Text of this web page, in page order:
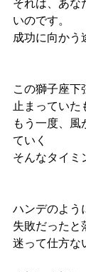
それは、あな
いのです。
成功に向かう
この獅子座下
止まっていた
もう一度、風
ていく
そんなタイミ
ハンデのよう
失敗だったと
迷って仕方な